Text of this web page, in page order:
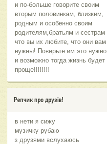
и по-больше говорите своим
вторым половинкам, близким,
родным и особенно своим
родителям,братьям и сестрам
что вы их любите, что они вам
нужны! Поверьте им это нужно
и возможно тогда жизнь будет
проще!!!!!!!!
Репчик про друзів!
в нети я сижу
музичку рубаю
з друзями вслухаюсь